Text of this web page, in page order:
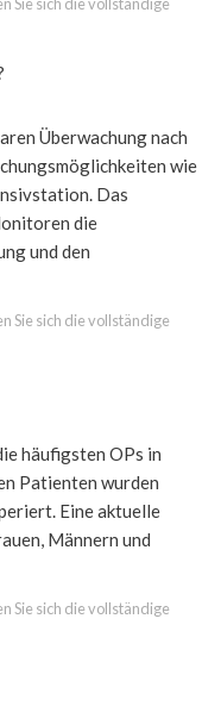
Sie sich die vollständige
Überwachung nach
wie
Das
die
und den
Sie sich die vollständige
häufigsten OPs in
Patienten wurden
Eine aktuelle
Männern und
Sie sich die vollständige